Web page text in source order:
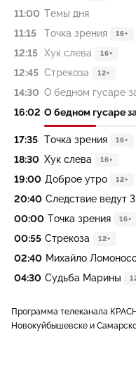
11:00 Темы дня
11:15
Точка зрения 16+
12:15 Хук слева 16+
12:45 Стрекоза 12+
14:30 О бедном гусаре
16:02 О бедном гусаре
17:35 Точка зрения 16+
18:30 Хук слева 16+
19:00 Доброе утро 12+
20:40 Следствие ведут
00:00 Точка зрения 16+
00:55 Стрекоза 12+
02:40 Михайло
04:30 Судьба Марины
Программа телеканала
Новокуйбышевске и